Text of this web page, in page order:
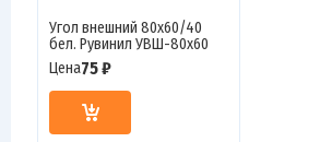
Угол внешний 80х60/40
бел. Рувинил УВШ-80х60
Цена75 ₽